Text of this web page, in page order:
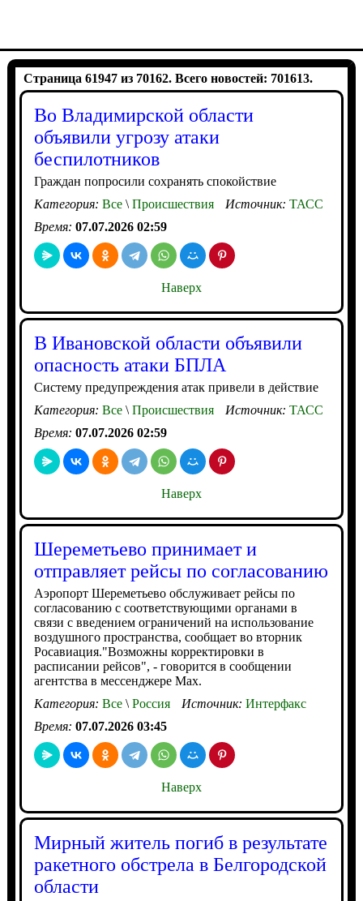
Страница 61947 из 70162. Всего новостей: 701613.
Во Владимирской области
объявили угрозу атаки
беспилотников
Граждан попросили сохранять спокойствие
Категория: Все\Происшествия Источник: ТАСС
Время: 07.07.2026 02:59
Наверх
В Ивановской области объявили
опасность атаки БПЛА
Систему предупреждения атак привели в действие
Категория: Все\Происшествия Источник: ТАСС
Время: 07.07.2026 02:59
Наверх
Шереметьево принимает и
отправляет рейсы по согласованию
Аэропорт Шереметьево обслуживает рейсы по
согласованию с соответствующими органами в
связи с введением ограничений на использование
воздушного пространства, сообщает во вторник
Росавиация."Возможны корректировки в
расписании рейсов", - говорится в сообщении
агентства в мессенджере Max.
Категория: Все\Россия Источник: Интерфакс
Время: 07.07.2026 03:45
Наверх
Мирный житель погиб в результате
ракетного обстрела в Белгородской
области